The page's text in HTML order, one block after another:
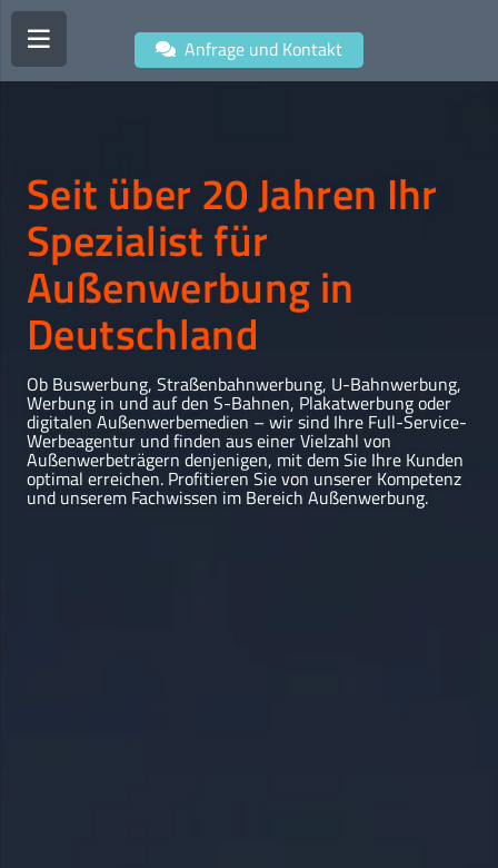
Anfrage und Kontakt
Seit über 20 Jahren Ihr
Spezialist für
Außenwerbung in
Deutschland
Ob Buswerbung, Straßenbahnwerbung, U-Bahnwerbung,
Werbung in und auf den S-Bahnen, Plakatwerbung oder
digitalen Außenwerbemedien – wir sind Ihre Full-Service-
Werbeagentur und finden aus einer Vielzahl von
Außenwerbeträgern denjenigen, mit dem Sie Ihre Kunden
optimal erreichen. Profitieren Sie von unserer Kompetenz
und unserem Fachwissen im Bereich Außenwerbung.